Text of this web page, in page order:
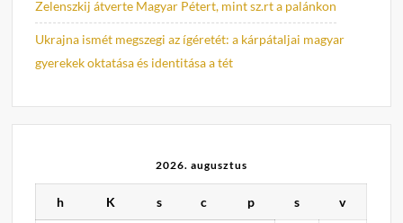
Zelenszkij átverte Magyar Pétert, mint sz.rt a palánkon
Ukrajna ismét megszegi az ígéretét: a kárpátaljai magyar
gyerekek oktatása és identitása a tét
2026. augusztus
h K s c p s v